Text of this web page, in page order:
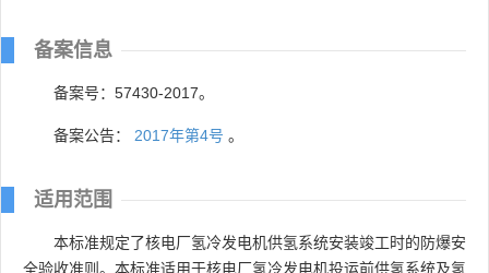
备案信息
备案号：57430-2017。
备案公告： 2017年第4号 。
适用范围
本标准规定了核电厂氢冷发电机供氢系统安装竣工时的防爆安
全验收准则。本标准适用于核电厂氢冷发电机投运前供氢系统及氢